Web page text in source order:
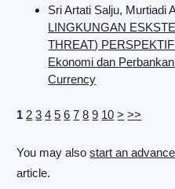
Sri Artati Salju, Murtiadi
LINGKUNGAN
THREAT)
Ekonomi dan
Currency
1 2 3 4 5 6 7 8 9 10 > >>
You may alsostart an
article.